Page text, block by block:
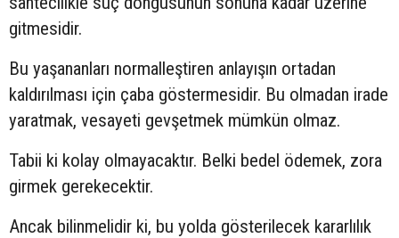
gitmesidir.
Bu yaşananları normalleştiren anlayışın ortadan
kaldırılması için çaba göstermesidir. Bu olmadan irade
yaratmak, vesayeti gevşetmek mümkün olmaz.
Tabii ki kolay olmayacaktır. Belki bedel ödemek, zora
girmek gerekecektir.
Ancak bilinmelidir ki, bu yolda gösterilecek kararlılık